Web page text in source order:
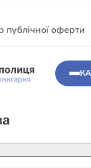
публічної оферти